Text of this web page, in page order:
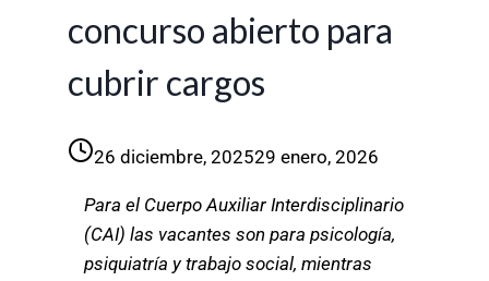
concurso abierto para
cubrir cargos
26 diciembre, 202529 enero, 2026
Para el Cuerpo Auxiliar Interdisciplinario
(CAI) las vacantes son para psicología,
psiquiatría y trabajo social, mientras